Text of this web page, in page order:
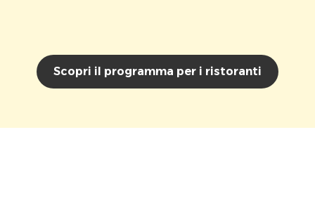
Scopri il programma per i ristoranti